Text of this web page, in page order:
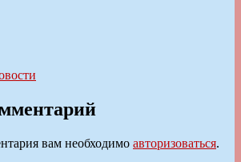
вам необходимо авторизоваться.